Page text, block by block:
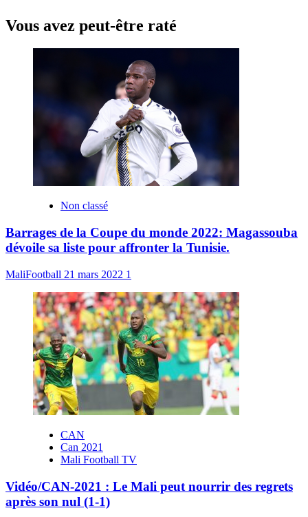
Vous avez peut-être raté
Non classé
Barrages de la Coupe du monde 2022: Magassouba
dévoile sa liste pour affronter la Tunisie.
MaliFootball 21 mars 2022 1
CAN
Can 2021
Mali Football TV
Vidéo/CAN-2021 : Le Mali peut nourrir des regrets
après son nul (1-1)